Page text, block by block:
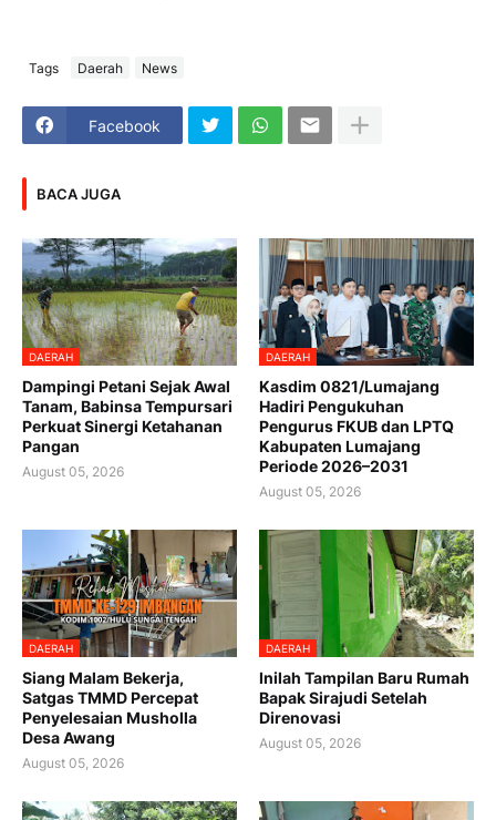
Tags Daerah News
Facebook
BACA JUGA
DAERAH
Dampingi Petani Sejak Awal
Tanam, Babinsa Tempursari
Perkuat Sinergi Ketahanan
Pangan
August 05, 2026
DAERAH
Kasdim 0821/Lumajang
Hadiri Pengukuhan
Pengurus FKUB dan LPTQ
Kabupaten Lumajang
Periode 2026–2031
August 05, 2026
DAERAH
Siang Malam Bekerja,
Satgas TMMD Percepat
Penyelesaian Musholla
Desa Awang
August 05, 2026
DAERAH
Inilah Tampilan Baru Rumah
Bapak Sirajudi Setelah
Direnovasi
August 05, 2026